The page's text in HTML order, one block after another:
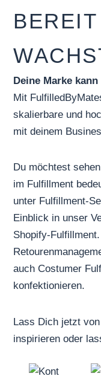
Deine Marke
Mit
skalierbare und
mit deinem
Du möchtest
im Fulfillment
unter Fulfillment-
Einblick in unser
Shopify-Fulfillment
auchCostumer
konfektionieren.
Lass Dich jetzt
inspirieren oder